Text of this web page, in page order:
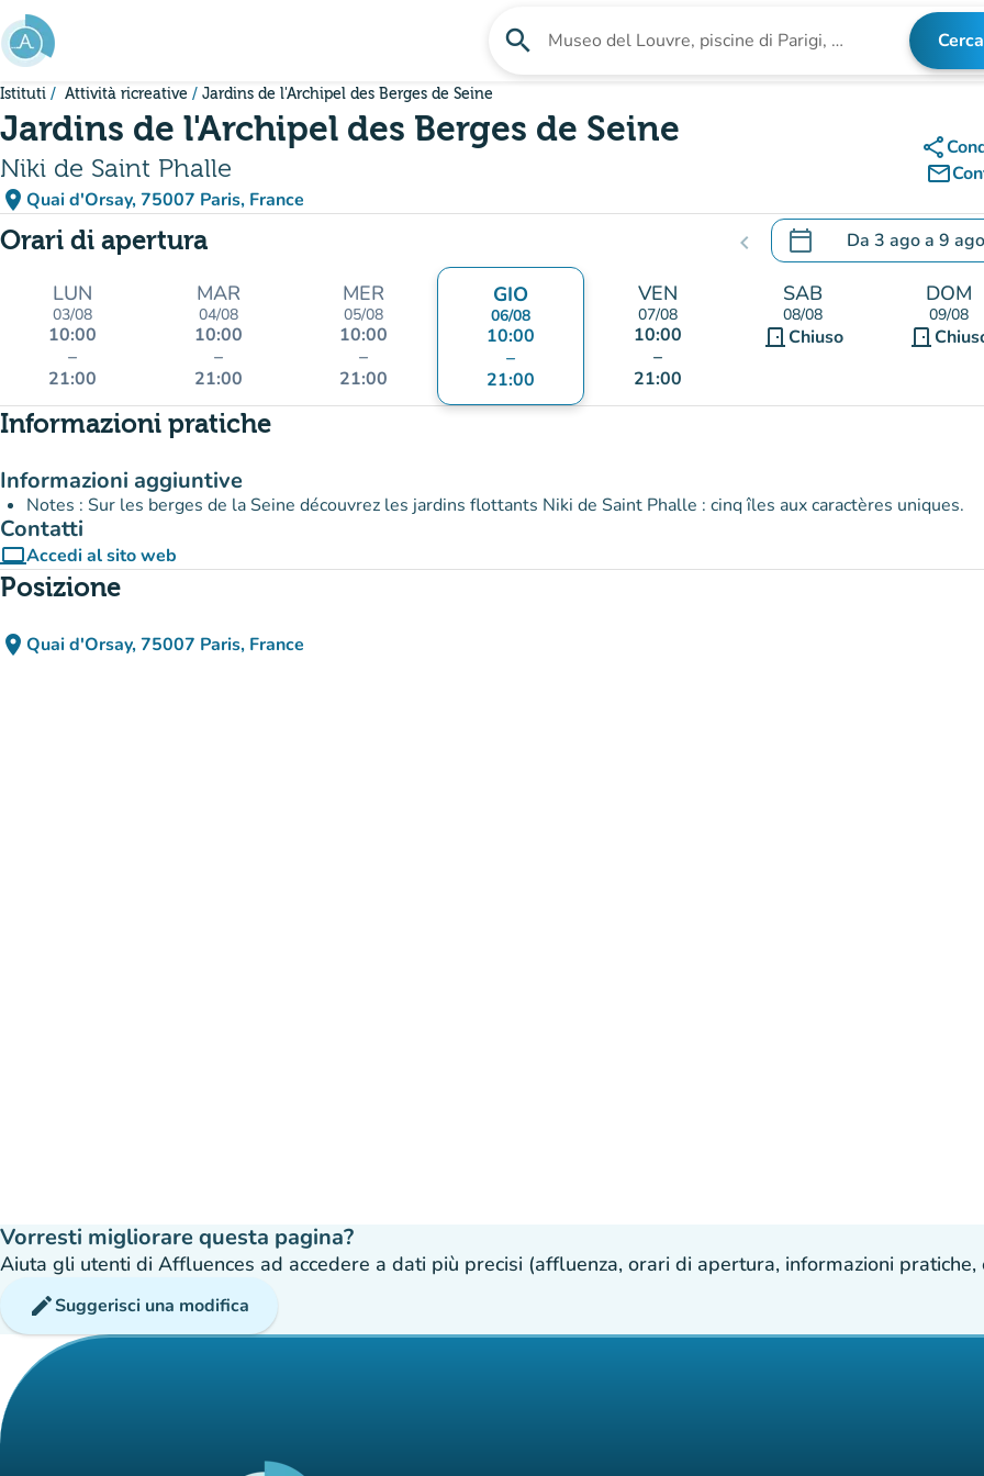
Vai al contenuto principale
search Cerca una struttura Cerca
Istituti Attività ricreative Jardins de l'Archipel des Berges de Seine
Jardins de l'Archipel des Berges de Seine
Niki de Saint Phalle
place Quai d'Orsay, 75007 Paris, France
(apri in Google Maps)
(nuova scheda)
share
mail_outline
Orari di apertura chevron_left calendar_today Da 3 agoa 9 ago
.Aprire il calendario per
LUN
03/08
10:00
–
21:00
MAR
04/08
10:00
–
21:00
MER
05/08
10:00
–
21:00
GIO
06/08
10:00
–
21:00
VEN
07/08
10:00
–
21:00
SAB
08/08
door_frontChiuso
DOM
09/08
door_front
Informazioni pratiche
Informazioni aggiuntive
Notes : Sur les berges de la Seine découvrez les jardins flottants Niki de Saint Phalle : cinq îles aux caractères uniques.
Contatti
computerAccedi al sito web
(nuova scheda)
Posizione
place Quai d'Orsay, 75007 Paris, France
(apri in Google Maps)
(nuova scheda)
Vorresti migliorare questa pagina?
Aiuta gli utenti di Affluences ad accedere a dati più precisi (affluenza, orari di apertura, informazioni pratiche,
editSuggerisci una modifica